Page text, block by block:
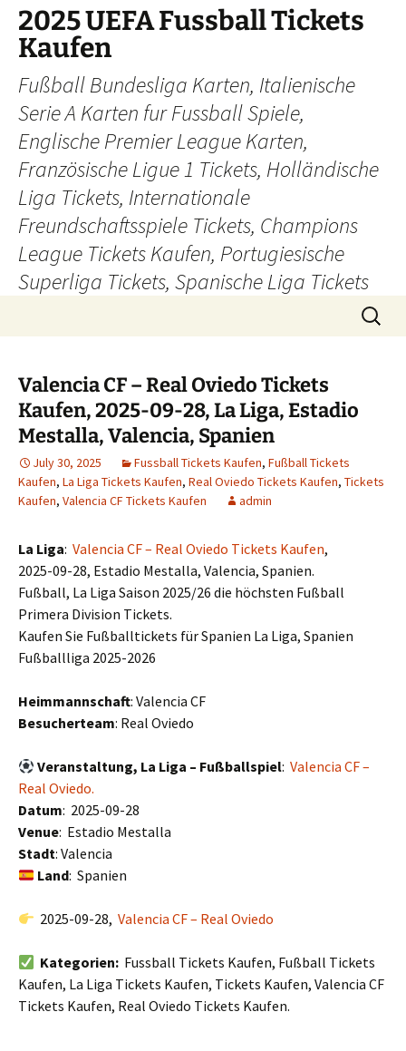
Skip
content
2025 UEFA Fussball Tickets
Kaufen
Fußball Bundesliga Karten, Italienische
Serie A Karten fur Fussball Spiele,
Englische Premier League Karten,
Französische Ligue 1 Tickets, Holländische
Liga Tickets, Internationale
Freundschaftsspiele Tickets, Champions
League Tickets Kaufen, Portugiesische
Superliga Tickets, Spanische Liga Tickets
Search
for:
Valencia CF – Real Oviedo Tickets
Kaufen, 2025-09-28, La Liga, Estadio
Mestalla, Valencia, Spanien
July 30, 2025 Fussball Tickets Kaufen, Fußball Tickets
Kaufen, La Liga Tickets Kaufen, Real Oviedo Tickets Kaufen, Tickets
Kaufen, Valencia CF Tickets Kaufen admin
La Liga: Valencia CF – Real Oviedo Tickets Kaufen,
2025-09-28, Estadio Mestalla, Valencia, Spanien.
Fußball, La Liga Saison 2025/26 die höchsten Fußball
Primera Division Tickets.
Kaufen Sie Fußballtickets für Spanien La Liga, Spanien
Fußballliga 2025-2026
Heimmannschaft: Valencia CF
Besucherteam: Real Oviedo
Veranstaltung, La Liga – Fußballspiel:Valencia CF –
Real Oviedo.
Datum: 2025-09-28
Venue: Estadio Mestalla
Stadt: Valencia
Land: Spanien
2025-09-28,Valencia CF – Real Oviedo
Kategorien: Fussball Tickets Kaufen, Fußball Tickets
Kaufen, La Liga Tickets Kaufen, Tickets Kaufen, Valencia CF
Tickets Kaufen, Real Oviedo Tickets Kaufen.